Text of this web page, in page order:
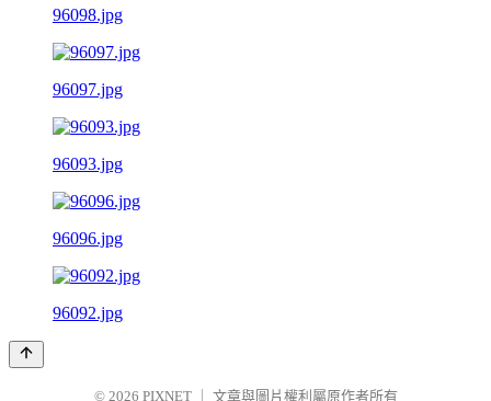
96098.jpg
96097.jpg
96093.jpg
96096.jpg
96092.jpg
© 2026 PIXNET 文章與圖片權利屬原作者所有